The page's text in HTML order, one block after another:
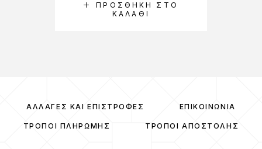
ΠΡΟΣΘΉΚΗ ΣΤΟ
ΚΑΛΆΘΙ
ΑΛΛΑΓΈΣ ΚΑΙ ΕΠΙΣΤΡΟΦΈΣ ΕΠΙΚΟΙΝΩΝΊΑ
ΤΡΌΠΟΙ ΠΛΗΡΩΜΉΣ ΤΡΌΠΟΙ ΑΠΟΣΤΟΛΉΣ